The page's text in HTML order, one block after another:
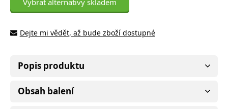
Dejte mi vědět, až bude zboží dostupné
Popis produktu
Obsah balení